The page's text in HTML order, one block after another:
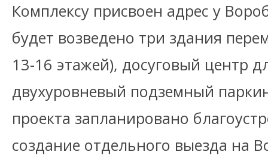
Комплексу присвоен адрес у
будет возведено три здания
13-16 этажей), досуговый центр
двухуровневый подземный
проекта запланировано
создание отдельного выезда на